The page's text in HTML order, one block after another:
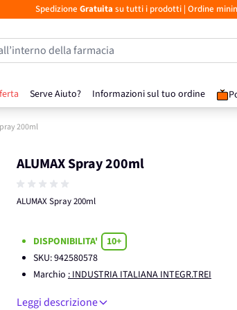
Spedizione Gratuita su tutti i prodotti| Ordine
Serve Aiuto? Informazioni sul tuo ordine
della farmacia
200ml
ALUMAX Spray 200ml
ALUMAX Spray 200ml
DISPONIBILITA'
10+
SKU:942580578
Marchio : INDUSTRIA ITALIANA INTEGR.TREI
Leggi descrizione